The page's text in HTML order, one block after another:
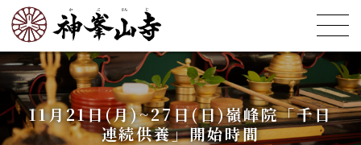
11月21日(月)~27日(日)嶺峰院「千日
連続供養」開始時間